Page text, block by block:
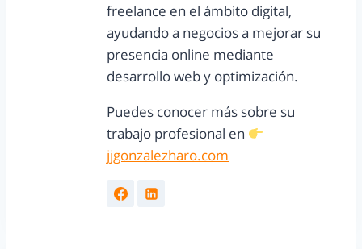
freelance en el ámbito digital,
ayudando a negocios a mejorar su
presencia online mediante
desarrollo web y optimización.
Puedes conocer más sobre su
trabajo profesional en
jjgonzalezharo.com